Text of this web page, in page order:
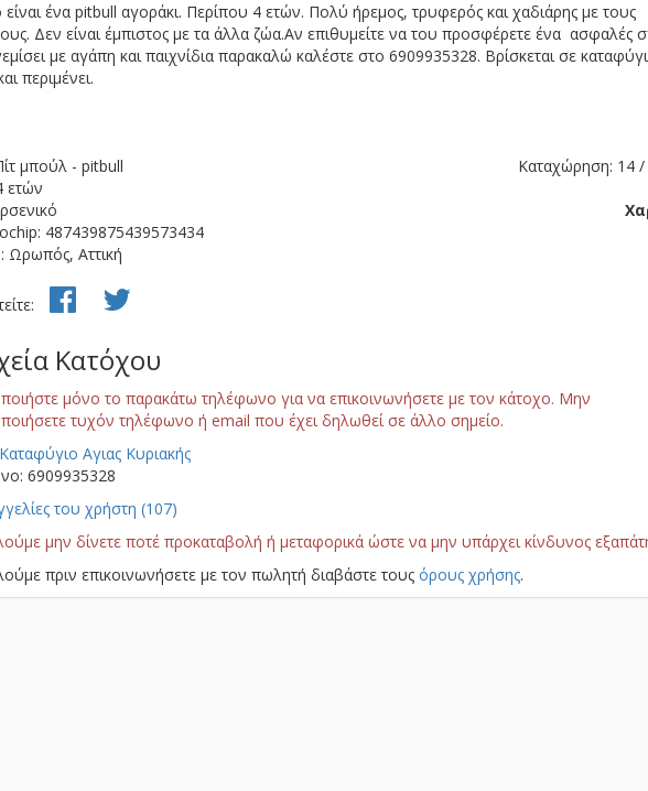
ένα pitbull αγοράκι. Περίπου 4 ετών. Πολύ ήρεμος, τρυφερός και χαδιάρης με τους
Δεν είναι έμπιστος με τα άλλα ζώα.Αν επιθυμείτε να του προσφέρετε ένα ασφαλές
με αγάπη και παιχνίδια παρακαλώ καλέστε στο 6909935328. Βρίσκεται σε
περιμένει.
μπούλ - pitbull
ετών
487439875439573434
Ωρωπός, Αττική
Καταχώρηση: 14 /
Κατόχου
μόνο το παρακάτω τηλέφωνο για να επικοινωνήσετε με τον κάτοχο. Μην
τυχόν τηλέφωνο ή email που έχει δηλωθεί σε άλλο σημείο.
Kαταφύγιο Αγιας Κυριακής
6909935328
του χρήστη (107)
μην δίνετε ποτέ προκαταβολή ή μεταφορικά ώστε να μην υπάρχει κίνδυνος
πριν επικοινωνήσετε με τον πωλητή διαβάστε τους όρους χρήσης.